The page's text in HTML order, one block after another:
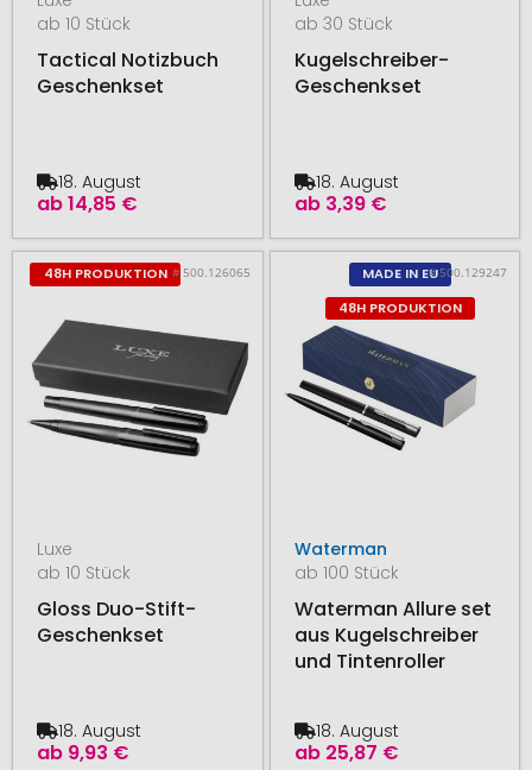
ab 10 Stück
Tactical Notizbuch
Geschenkset
ab14,85 €
18. August
ab 30 Stück
Kugelschreiber-
Geschenkset
ab 3,39 €
18. August
48H PRODUKTION # 500.126065
Luxe
ab 10 Stück
Gloss Duo-Stift-
Geschenkset
ab 9,93 €
18. August
MADE IN EU
48H PRODUKTION
# 500.129247
Waterman
ab 100 Stück
Waterman Allure set
aus Kugelschreiber
und Tintenroller
ab 25,87 €
18. August